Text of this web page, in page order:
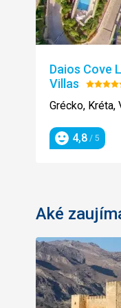
Daios Cove
Villas
5/5
Grécko, Kréta,
Hodnotenie
4,8 / 5
Aké